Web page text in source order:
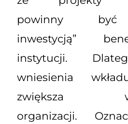
powinny być
inwestycją”
instytucji.
wniesienia
zwiększa
organizacji.